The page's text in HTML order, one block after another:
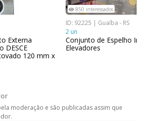
Externa
DESCE
120 mm x
850 interessados
ID: 92225 | Guaíba - RS
2 un
Conjunto de Espelho
Elevadores
moderação e são publicadas assim que